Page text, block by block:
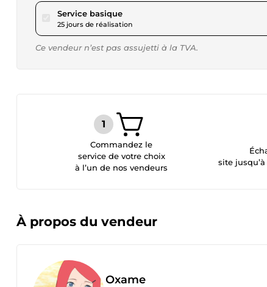
Service basiquepour 1 501,30 $US
25 jours de réalisation
Ce vendeur n’est pas assujetti à la TVA.
Commandez le
service de votre choix
à l’un de nos vendeurs
site
À propos du vendeur
Oxame